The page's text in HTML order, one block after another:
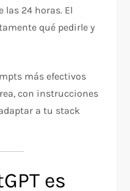
las 24 horas. El
qué pedirle y
más efectivos
con instrucciones
a tu stack
es